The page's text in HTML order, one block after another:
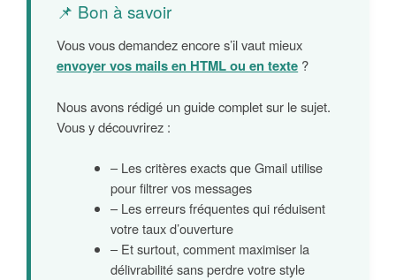
📌 Bon à savoir
Vous vous demandez encore s’il vaut mieux
envoyer vos mails en HTML ou en texte ?
Nous avons rédigé un guide complet sur le sujet.
Vous y découvrirez :
– Les critères exacts que Gmail utilise
pour filtrer vos messages
– Les erreurs fréquentes qui réduisent
votre taux d’ouverture
– Et surtout, comment maximiser la
délivrabilité sans perdre votre style